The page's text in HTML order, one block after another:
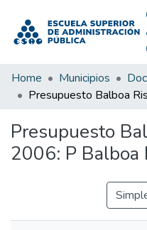
Home Municipios
Presupuesto
2006: P Balboa